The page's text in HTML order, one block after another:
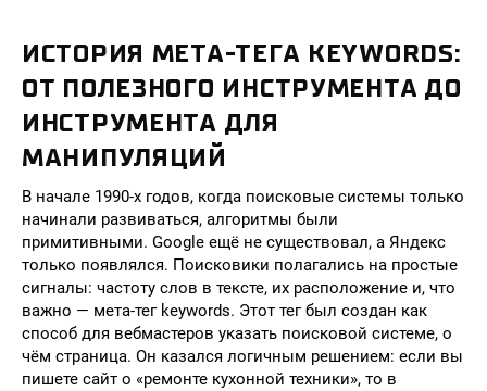
ИСТОРИЯ МЕТА-ТЕГА KEYWORDS:
ОТ ПОЛЕЗНОГО ИНСТРУМЕНТА ДО
ИНСТРУМЕНТА ДЛЯ
МАНИПУЛЯЦИЙ
В начале 1990-х годов, когда поисковые системы только
начинали развиваться, алгоритмы были
примитивными. Google ещё не существовал, а Яндекс
только появлялся. Поисковики полагались на простые
сигналы: частоту слов в тексте, их расположение и, что
важно — мета-тег keywords. Этот тег был создан как
способ для вебмастеров указать поисковой системе, о
чём страница. Он казался логичным решением: если вы
пишете сайт о «ремонте кухонной техники», то в